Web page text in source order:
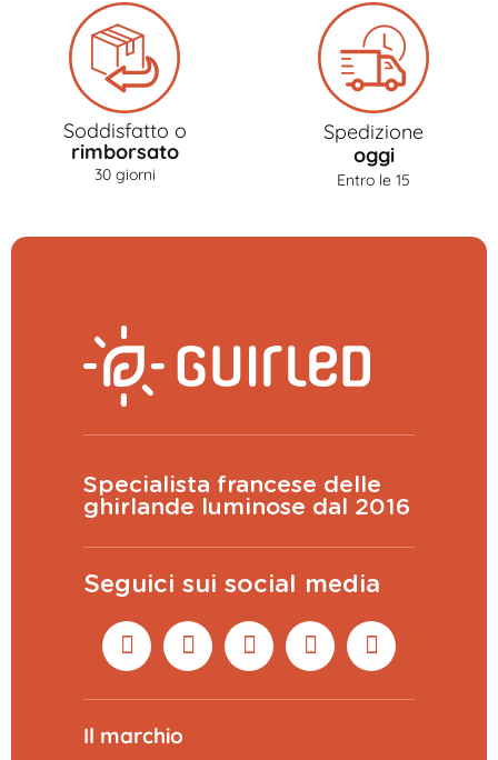
Soddisfatto o
rimborsato
30 giorni
Spedizione
oggi
Entro le 15
Specialista francese delle
ghirlande luminose dal 2016
Seguici sui social media
Il marchio